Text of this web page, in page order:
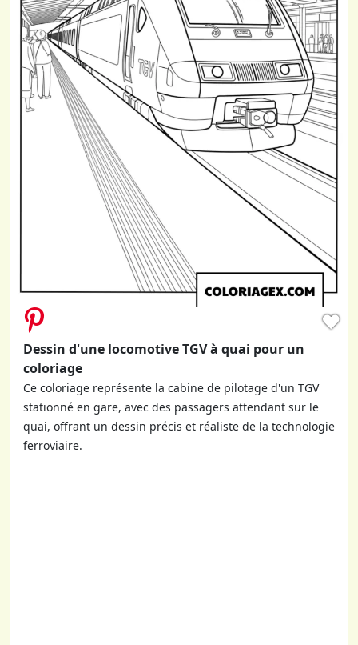
♥
Dessin d'une locomotive TGV à quai pour un
coloriage
Ce coloriage représente la cabine de pilotage d'un TGV
stationné en gare, avec des passagers attendant sur le
quai, offrant un dessin précis et réaliste de la technologie
ferroviaire.